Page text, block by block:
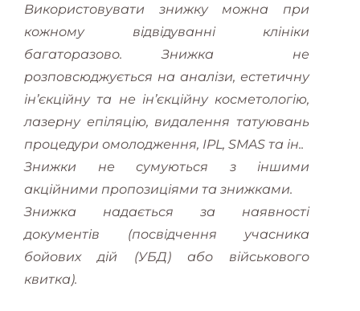
Використовувати знижку можна при
кожному відвідуванні клініки
багаторазово.Знижка не
розповсюджується на аналізи, естетичну
інʼєкційну та не інʼєкційну косметологію,
лазерну епіляцію, видалення татуювань
процедури омолодження, IPL, SMAS та ін..
Знижки не сумуються з іншими
акційними пропозиціями та знижками.
Знижка надається за наявності
документів (посвідчення учасника
бойових дій (УБД) або військового
квитка).